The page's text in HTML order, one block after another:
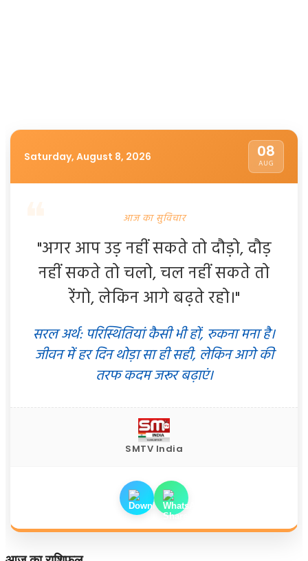
Saturday, August 8, 2026 08
AUG
आज का सुविचार
"अगर आप उड़ नहीं सकते तो दौड़ो, दौड़
नहीं सकते तो चलो, चल नहीं सकते तो
रेंगो, लेकिन आगे बढ़ते रहो।"
सरल अर्थ: परिस्थितियां कैसी भी हों, रुकना मना है।
जीवन में हर दिन थोड़ा सा ही सही, लेकिन आगे की
तरफ कदम जरूर बढ़ाएं।
SMTV India